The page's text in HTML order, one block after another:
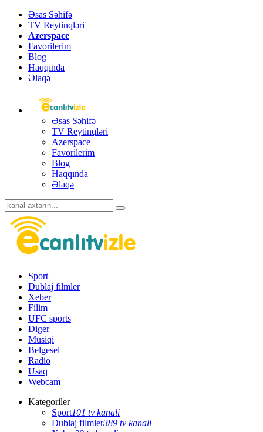
Əsas Səhifə
TV Reytinqləri
Azerspace
Favorilerim
Blog
Haqqında
Əlaqə
Əsas Səhifə
TV Reytinqləri
Azerspace
Favorilerim
Blog
Haqqında
Əlaqə
Sport
Dublaj filmler
Xeber
Filim
UFC sports
Diger
Musiqi
Belgesel
Radio
Usaq
Webcam
Kategoriler
Sport101 tv kanali
Dublaj filmler389 tv kanali